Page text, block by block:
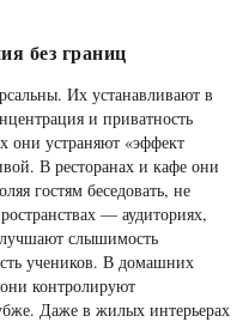
без границ
Их устанавливают в
и приватность
они устраняют «эффект
В ресторанах и кафе они
гостям беседовать, не
— аудиториях,
слышимость
учеников. В домашних
контролируют
Даже в жилых интерьерах